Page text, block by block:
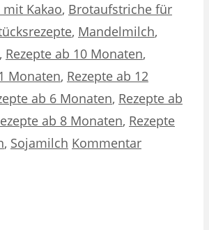
mit Kakao, Brotaufstriche für
, Mandelmilch,
, Rezepte ab 10 Monaten,
Monaten, Rezepte ab 12
ab 6 Monaten, Rezepte ab
ab 8 Monaten, Rezepte
, Sojamilch Kommentar